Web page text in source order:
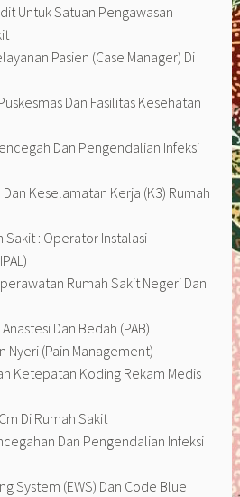
Untuk Satuan Pengawasan
Pasien (Case Manager) Di
Dan Fasilitas Kesehatan
Dan Pengendalian Infeksi
Keselamatan Kerja (K3) Rumah
Sakit : Operator Instalasi
Rumah Sakit Negeri Dan
Dan Bedah (PAB)
Nyeri (Pain Management)
Ketepatan Koding Rekam Medis
Di Rumah Sakit
Dan Pengendalian Infeksi
System (EWS) Dan Code Blue